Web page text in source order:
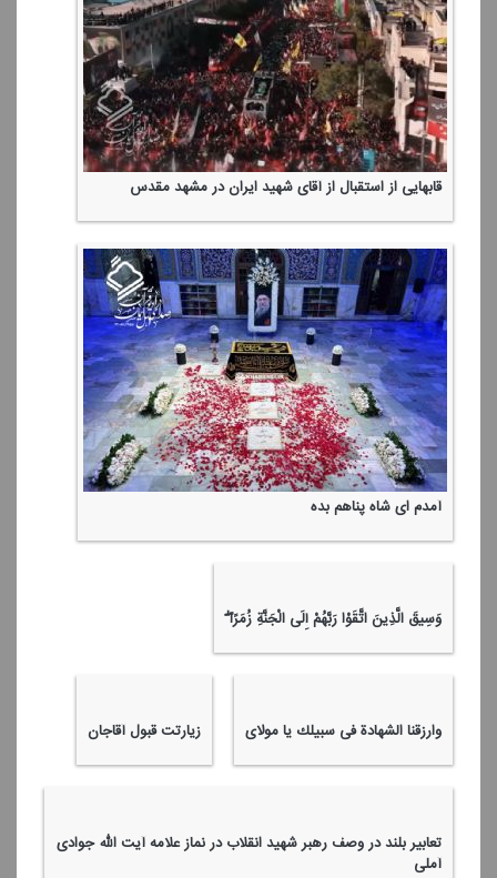
قابهایی از استقبال از آقای شهید ایران در مشهد مقدس
آمدم ای شاه پناهم بده
وَسِیقَ الَّذِینَ اتَّقَوْا رَبَّهُمْ إِلَی الْجَنَّةِ زُمَرًا ۖ
وارزقنا الشهادة فی سبیلك یا مولای زیارتت قبول آقاجان
تعابیر بلند در وصف رهبر شهید انقلاب در نماز علامه آیت الله جوادی
آملی